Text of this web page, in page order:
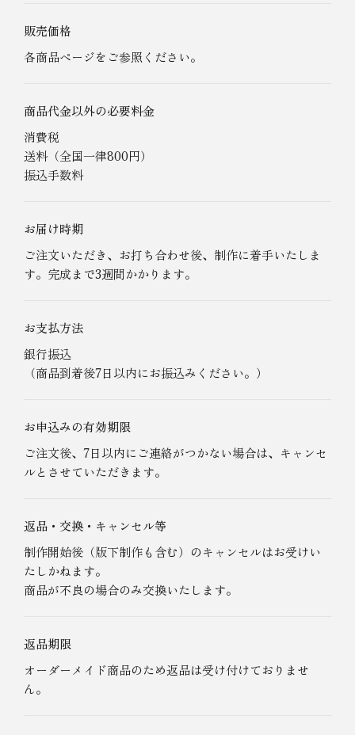
販売価格
各商品ページをご参照ください。
商品代金以外の必要料金
消費税
送料（全国一律800円）
振込手数料
お届け時期
ご注文いただき、お打ち合わせ後、制作に着手いたしま
す。完成まで3週間かかります。
お支払方法
銀行振込
（商品到着後7日以内にお振込みください。）
お申込みの有効期限
ご注文後、7日以内にご連絡がつかない場合は、キャンセ
ルとさせていただきます。
返品・交換・キャンセル等
制作開始後（版下制作も含む）のキャンセルはお受けい
たしかねます。
商品が不良の場合のみ交換いたします。
返品期限
オーダーメイド商品のため返品は受け付けておりませ
ん。